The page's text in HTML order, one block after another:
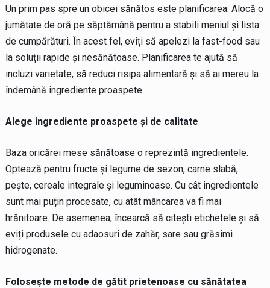
Un prim pas spre un obicei sănătos este planificarea. Alocă o
jumătate de oră pe săptămână pentru a stabili meniul și lista
de cumpărături. În acest fel, eviți să apelezi la fast-food sau
la soluții rapide și nesănătoase. Planificarea te ajută să
incluzi varietate, să reduci risipa alimentară și să ai mereu la
îndemână ingrediente proaspete.
Alege ingrediente proaspete și de calitate
Baza oricărei mese sănătoase o reprezintă ingredientele.
Optează pentru fructe și legume de sezon, carne slabă,
pește, cereale integrale și leguminoase. Cu cât ingredientele
sunt mai puțin procesate, cu atât mâncarea va fi mai
hrănitoare. De asemenea, încearcă să citești etichetele și să
eviți produsele cu adaosuri de zahăr, sare sau grăsimi
hidrogenate.
Folosește metode de gătit prietenoase cu sănătatea